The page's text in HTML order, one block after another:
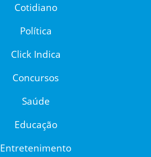
Cotidiano
Política
Click Indica
Concursos
Saúde
Educação
Entretenimento